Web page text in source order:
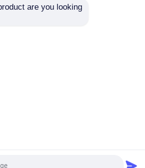
チック包装
の包装
ター
are you looking